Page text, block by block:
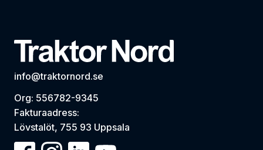
info@traktornord.se
Org: 556782-9345
Fakturaadress:
Lövstalöt, 755 93 Uppsala